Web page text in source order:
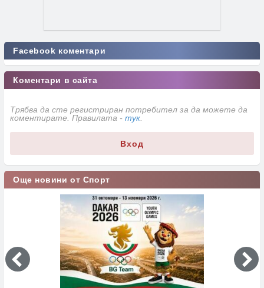
Facebook коментари
Коментари в сайта
Трябва да сте регистриран потребител за да можете да
коментирате. Правилата - тук
Вход
Още новини от Спорт